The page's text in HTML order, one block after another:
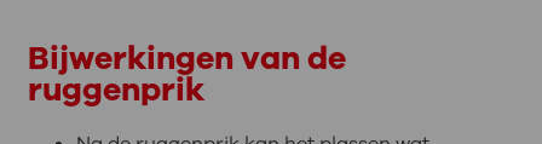
Bijwerkingen van de
ruggenprik